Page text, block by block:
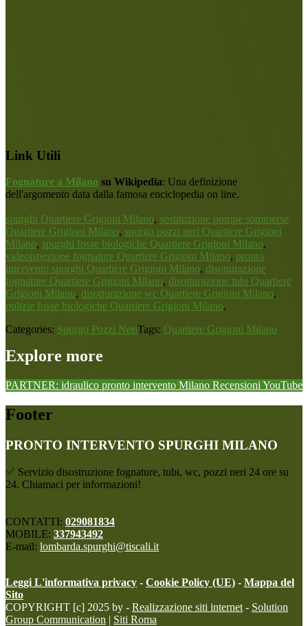
Link Utili
Fognature a Milano su Wikipedia: Una definizione
dell'argomento data dalla famosa enciclopedia on line.
spurghi Quartiere Grigioni Milano, sostituzione pompe sommerse
Quartiere Grigioni Milano, spurgo pozzi neri Quartiere Grigioni
Milano, spurghi fosse biologiche Quartiere Grigioni Milano,
videoispezione fognature Quartiere Grigioni Milano, pronto
intervento spurghi Quartiere Grigioni Milano, disotturazione
fognature Quartiere Grigioni Milano, disotturazione tubi Quartiere
Grigioni Milano, disotturazione wc Quartiere Grigioni Milano,
pulizie fosse biologiche Quartiere Grigioni Milano,
Categories: Spurgo Pozzi NeriTags: Quartiere Grigioni Milano
Explore more
PARTNER: idraulico pronto intervento Milano Recensioni YouTube
Footer
PRONTO INTERVENTO SPURGHI MILANO
✅ Servizio disostruzione fognature, tubi, wc, pozzi neri 24 ore su
24. Chiamaci per informazioni!
CONTATTI: 029081834
MOBILE: 337943492
E-mail: lombarda.spurghi@tiscali.it
Leggi L'informativa privacy - Cookie Policy (UE) - Mappa del
Sito
COPYRIGHT [c] 2025 by - Realizzazione siti internet - Solution
Group Communication | Siti Roma